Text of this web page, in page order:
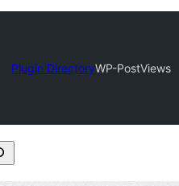
Plugin DirectoryWP-PostViews